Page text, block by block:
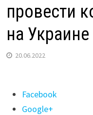
провести
на Украине
20.06.2022
Поделиться
"Победители
Facebook
Google+